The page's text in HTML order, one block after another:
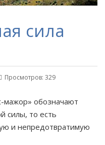
сила
Просмотров: 329
обозначают
силы, то есть
и непредотвратимую